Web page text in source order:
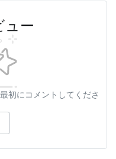
ュー
初にコメントしてくださ